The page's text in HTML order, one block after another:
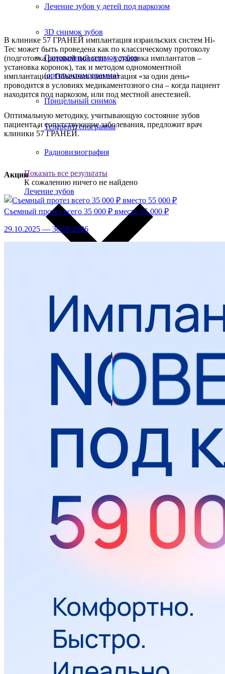
Лечение зубов у детей под наркозом
3D снимок зубов
Панорамный снимок зубов
(ортопантомограмма)
Прицельный снимок
Телерентгенограмма
Радиовизиография
Показать все результаты
К сожалению ничего не найдено
Лечение зубов
Лечение зубов без бормашины методом ICON
Лечение зубов под микроскопом
Лечение пульпита
Лечение периодонтита
Все услуги раздела
Чистка зубов Prophyflex
Ультразвуковая чистка зубов
Внутриканальное отбеливание
Все услуги раздела
В клинике 57 ГРАНЕЙ имплантация израильских систем Hi-
Tec может быть проведена как по классическому протоколу
(подготовка ротовой полости – установка имплантатов –
установка коронок), так и методом одномоментной
имплантации. Объемная имплантация «за один день»
проводится в условиях медикаментозного сна – когда пациент
находится под наркозом, или под местной анестезией.
Оптимальную методику, учитывающую состояние зубов
пациента и сопутствующие заболевания, предложит врач
клиники 57 ГРАНЕЙ.
Акции
Съемный протез всего 35 000 ₽ вместо 55 000 ₽
29.10.2025 — 30.08.2026